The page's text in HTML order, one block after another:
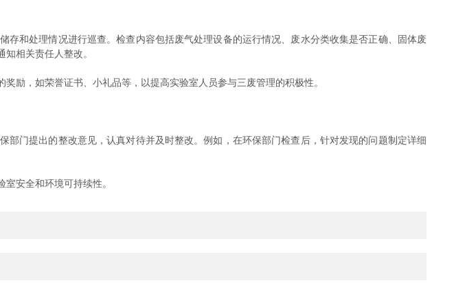
和处理情况进行巡查。检查内容包括废气处理设备的运行情况、废水分类收集是否正确、固体废
相关责任人整改。
，如荣誉证书、小礼品等，以提高实验室人员参与三废管理的积极性。
门提出的整改意见，认真对待并及时整改。例如，在环保部门检查后，针对发现的问题制定详细
安全和环境可持续性。